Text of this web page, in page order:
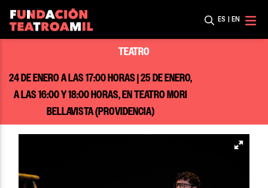
ES EN
TEATRO
24 DE ENERO A LAS 17:00 HORAS | 25 DE ENERO,
A LAS 16:00 Y 18:00 HORAS, EN TEATRO MORI
BELLAVISTA (PROVIDENCIA)